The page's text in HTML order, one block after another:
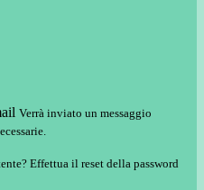
Verrà inviato un messaggio
Effettua il reset della password